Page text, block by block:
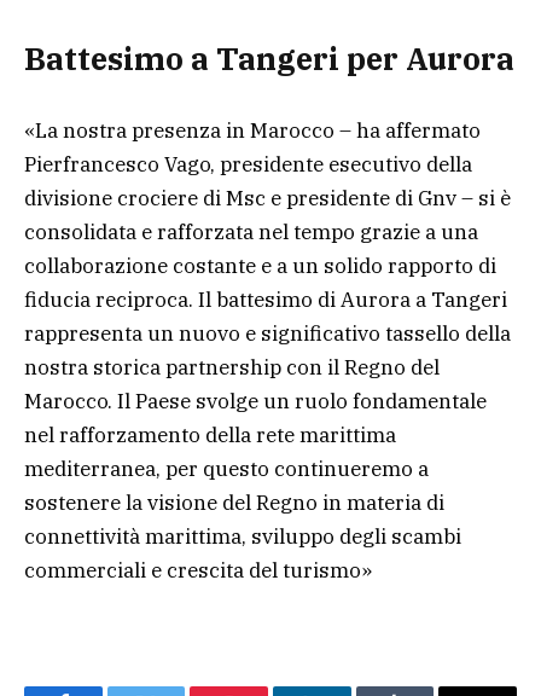
Battesimo a Tangeri per Aurora
«La nostra presenza in Marocco – ha affermato
Pierfrancesco Vago, presidente esecutivo della
divisione crociere di Msc e presidente di Gnv – si è
consolidata e rafforzata nel tempo grazie a una
collaborazione costante e a un solido rapporto di
fiducia reciproca. Il battesimo di Aurora a Tangeri
rappresenta un nuovo e significativo tassello della
nostra storica partnership con il Regno del
Marocco. Il Paese svolge un ruolo fondamentale
nel rafforzamento della rete marittima
mediterranea, per questo continueremo a
sostenere la visione del Regno in materia di
connettività marittima, sviluppo degli scambi
commerciali e crescita del turismo»